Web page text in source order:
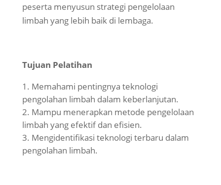
peserta menyusun strategi pengelolaan
limbah yang lebih baik di lembaga.
Tujuan Pelatihan
Memahami pentingnya teknologi
pengolahan limbah dalam keberlanjutan.
Mampu menerapkan metode pengelolaan
limbah yang efektif dan efisien.
Mengidentifikasi teknologi terbaru dalam
pengolahan limbah.